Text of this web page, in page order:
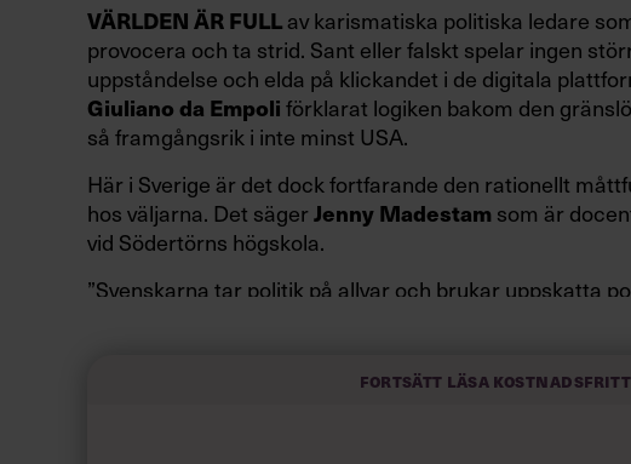
VÄRLDEN ÄR FULL av karismatiska politiska ledare
provocera och ta strid. Sant eller falskt spelar ingen
uppståndelse och elda på klickandet i de digitala
Giuliano da Empoli förklarat logiken bakom den
så framgångsrik i inte minst USA.
Här i Sverige är det dock fortfarande den rationellt
hos väljarna. Det säger Jenny Madestam som är
vid Södertörns högskola.
”Svenskarna tar politik på allvar och brukar uppskatta
sammanfatta de önskningar som svenskarna för fram i
Fortsätt läsa